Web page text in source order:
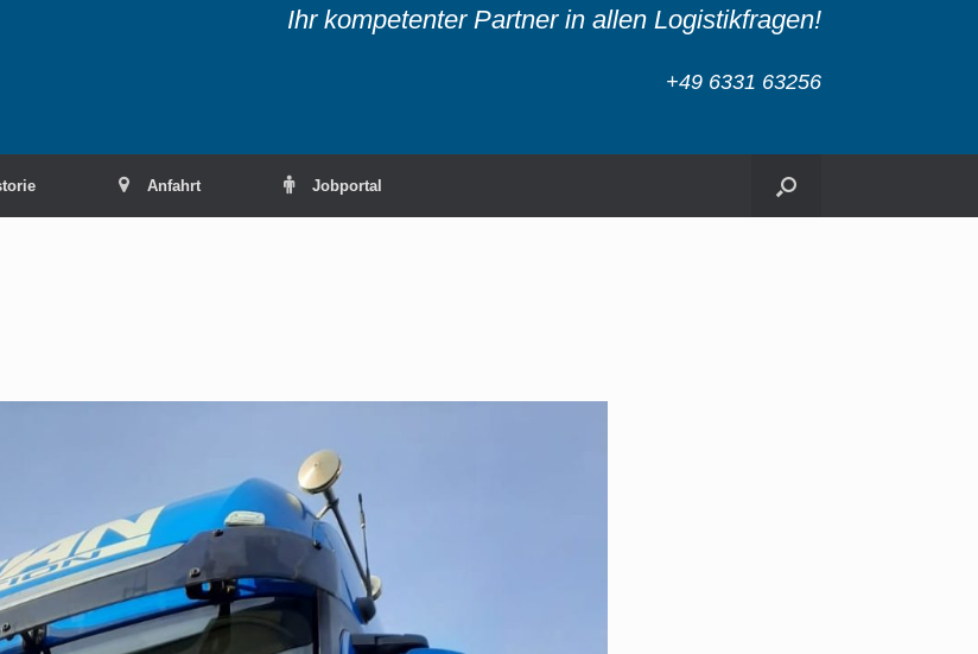
Ihr kompetenter Partner in allen Logistikfragen!
+49 6331 63256
Anfahrt Jobportal